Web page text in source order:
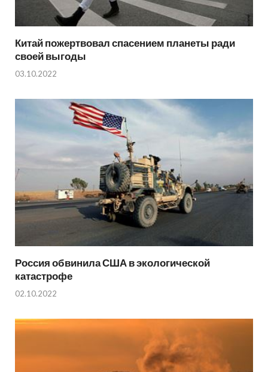
Китай пожертвовал спасением планеты ради
своей выгоды
03.10.2022
Россия обвинила США в экологической
катастрофе
02.10.2022